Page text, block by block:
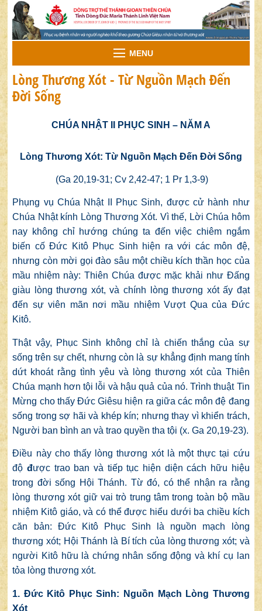
MENU
Lòng Thương Xót - Từ Nguồn Mạch Đến
Đời Sống
CHÚA NHẬT II PHỤC SINH – NĂM A
Lòng Thương Xót: Từ Nguồn Mạch Đến Đời Sống
(Ga 20,19-31; Cv 2,42-47; 1 Pr 1,3-9)
Phụng vụ Chúa Nhật II Phục Sinh, được cử hành như
Chúa Nhật kính Lòng Thương Xót. Vì thế, Lời Chúa hôm
nay không chỉ hướng chúng ta đến việc chiêm ngắm
biến cố Đức Kitô Phục Sinh hiện ra với các môn đệ,
nhưng còn mời gọi đào sâu một chiều kích thần học của
mầu nhiệm này: Thiên Chúa được mặc khải như Đấng
giàu lòng thương xót, và chính lòng thương xót ấy đạt
đến sự viên mãn nơi mầu nhiệm Vượt Qua của Đức
Kitô.
Thật vậy, Phục Sinh không chỉ là chiến thắng của sự
sống trên sự chết, nhưng còn là sự khẳng định mang tính
dứt khoát rằng tình yêu và lòng thương xót của Thiên
Chúa mạnh hơn tội lỗi và hậu quả của nó. Trình thuật Tin
Mừng cho thấy Đức Giêsu hiện ra giữa các môn đệ đang
sống trong sợ hãi và khép kín; nhưng thay vì khiển trách,
Người ban bình an và trao quyền tha tội (x. Ga 20,19-23).
Điều này cho thấy lòng thương xót là một thực tại cứu
độđược trao ban và tiếp tục hiện diện cách hữu hiệu
trong đời sống Hội Thánh. Từ đó, có thể nhận ra rằng
lòng thương xót giữ vai trò trung tâm trong toàn bộ mầu
nhiệm Kitô giáo, và có thể được hiểu dưới ba chiều kích
căn bản: Đức Kitô Phục Sinh là nguồn mạch lòng
thương xót; Hội Thánh là Bí tích của lòng thương xót; và
người Kitô hữu là chứng nhân sống động và khí cụ lan
tỏa lòng thương xót.
1. Đức Kitô Phục Sinh: Nguồn Mạch Lòng Thương
Xót